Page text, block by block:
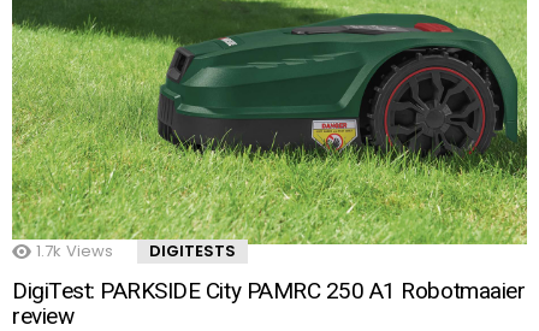
1.7k Views DIGITESTS
DigiTest: PARKSIDE City PAMRC 250 A1 Robotmaaier
review